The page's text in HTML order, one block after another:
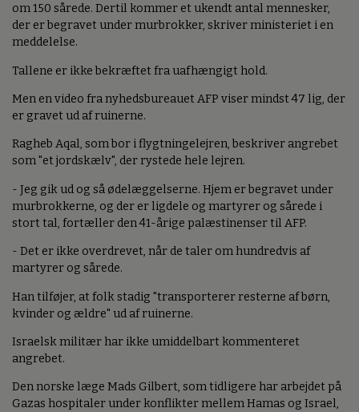
om 150 sårede. Dertil kommer et ukendt antal mennesker,
der er begravet under murbrokker, skriver ministeriet i en
meddelelse.
Tallene er ikke bekræftet fra uafhængigt hold.
Men en video fra nyhedsbureauet AFP viser mindst 47 lig, der
er gravet ud af ruinerne.
Ragheb Aqal, som bor i flygtningelejren, beskriver angrebet
som "et jordskælv", der rystede hele lejren.
- Jeg gik ud og så ødelæggelserne. Hjem er begravet under
murbrokkerne, og der er ligdele og martyrer og sårede i
stort tal, fortæller den 41-årige palæstinenser til AFP.
- Det er ikke overdrevet, når de taler om hundredvis af
martyrer og sårede.
Han tilføjer, at folk stadig "transporterer resterne af børn,
kvinder og ældre" ud af ruinerne.
Israelsk militær har ikke umiddelbart kommenteret
angrebet.
Den norske læge Mads Gilbert, som tidligere har arbejdet på
Gazas hospitaler under konflikter mellem Hamas og Israel,